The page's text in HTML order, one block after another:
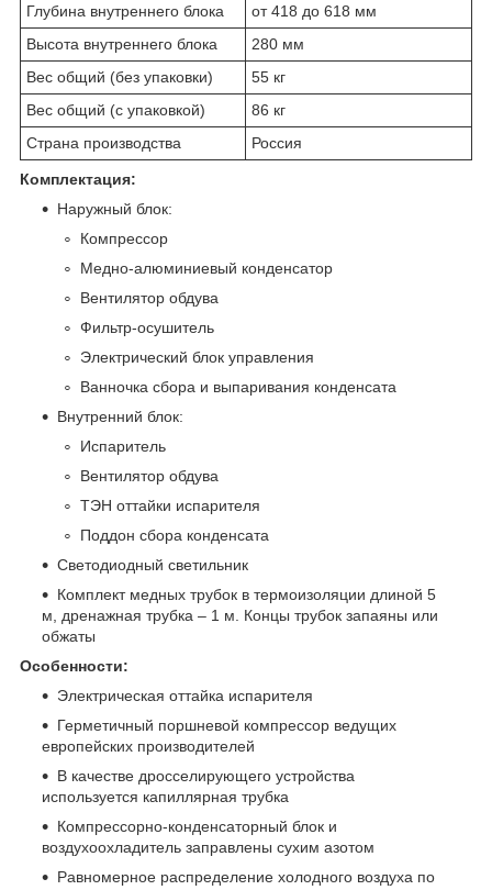
Глубина внутреннего блока
от 418 до 618 мм
Высота внутреннего блока
280 мм
Вес общий (без упаковки)
55 кг
Вес общий (с упаковкой)
86 кг
Страна производства
Россия
Комплектация:
Наружный блок:
Компрессор
Медно-алюминиевый конденсатор
Вентилятор обдува
Фильтр-осушитель
Электрический блок управления
Ванночка сбора и выпаривания конденсата
Внутренний блок:
Испаритель
Вентилятор обдува
ТЭН оттайки испарителя
Поддон сбора конденсата
Светодиодный светильник
Комплект медных трубок в термоизоляции длиной 5
м, дренажная трубка – 1 м. Концы трубок запаяны или
обжаты
Особенности:
Электрическая оттайка испарителя
Герметичный поршневой компрессор ведущих
европейских производителей
В качестве дросселирующего устройства
используется капиллярная трубка
Компрессорно-конденсаторный блок и
воздухоохладитель заправлены сухим азотом
Равномерное распределение холодного воздуха по